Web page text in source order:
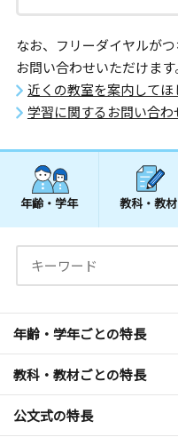
なお、フリーダイヤルが
お問い合わせいただけます
近くの教室を案内してほ
学習に関するお問い合わ
年齢・学年 教科・教材
年齢・学年ごとの特長
教科・教材ごとの特長
公文式の特長